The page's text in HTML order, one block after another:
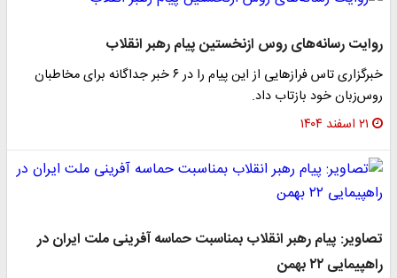
روایت رسانه‌های روس ازنخستین پیام رهبر انقلاب
خبرگزاری تاس فرازهایی از این پیام را در ۶ خبر جداگانه برای مخاطبان
روس‌زبان خود بازتاب داد.
۲۱ اسفند ۱۴۰۴
تصاویر: پیام رهبر انقلاب بمناسبت حماسه آفرینی ملت ایران در
راهپیمایی ۲۲ بهمن